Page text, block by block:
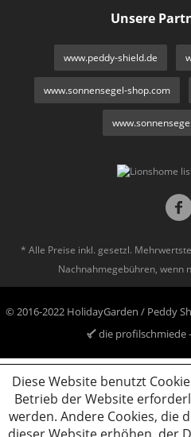
Unsere
www.peddy-shield.de
www.sonnensegel-shop.com
* Alle Preise inkl. gesetzl.
Nachnahmegebühren, wenn
© 2016-2022 HolidayGarden / Peddy
die profilschmiede
Diese Website benutzt
Betrieb der Website
werden. Andere Cookies, die